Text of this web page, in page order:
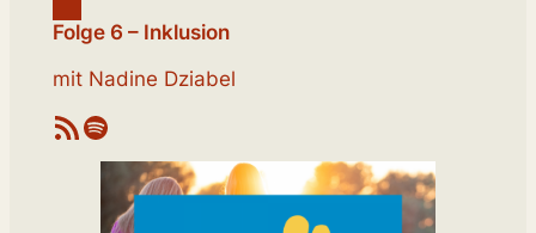
Folge 6 – Inklusion
mit Nadine Dziabel
RSS-Feed Spotify